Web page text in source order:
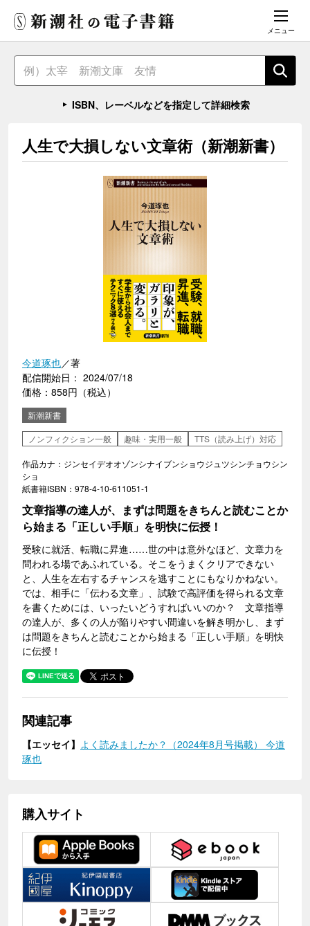
メニュー
ISBN、レーベルなどを指定して詳細検索
人生で大損しない文章術（新潮新書）
今道琢也／著
配信開始日： 2024/07/18
価格：858円（税込）
新潮新書
ノンフィクション一般
趣味・実用一般 TTS（読み上げ）対応
作品カナ：ジンセイデオオゾンシナイブンショウジュツシンチョウシン
ショ
紙書籍ISBN：978-4-10-611051-1
文章指導の達人が、まずは問題をきちんと読むことか
ら始まる「正しい手順」を明快に伝授！
受験に就活、転職に昇進……世の中は意外なほど、文章力を
問われる場であふれている。そこをうまくクリアできない
と、人生を左右するチャンスを逃すことにもなりかねない。
では、相手に「伝わる文章」、試験で高評価を得られる文章
を書くためには、いったいどうすればいいのか？ 文章指導
の達人が、多くの人が陥りやすい間違いを解き明かし、まず
は問題をきちんと読むことから始まる「正しい手順」を明快
に伝授！
関連記事
【エッセイ】 よく読みましたか？（2024年8月号掲載） 今道
琢也
購入サイト